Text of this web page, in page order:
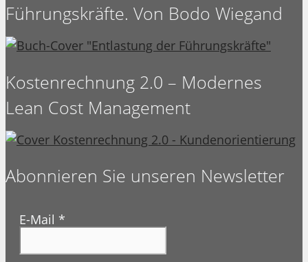
Führungskräfte. Von Bodo Wiegand
Kostenrechnung 2.0 – Modernes
Lean Cost Management
Abonnieren Sie unseren Newsletter
E-Mail *